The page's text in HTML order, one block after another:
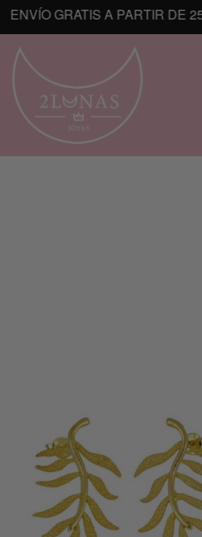
ENVÍO GRATIS A PARTIR DE 25€